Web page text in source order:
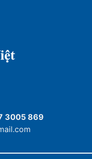
3005 869